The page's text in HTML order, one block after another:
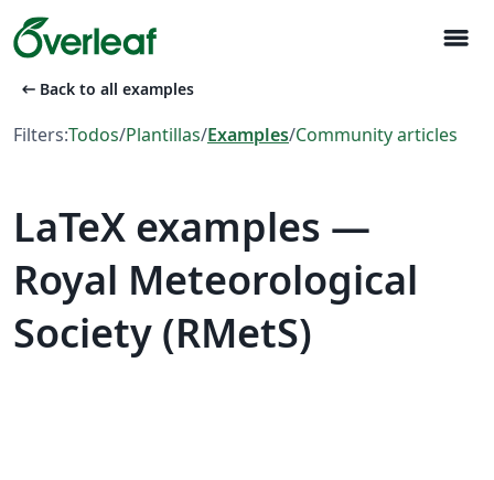
menu
arrow_left_alt Back to all examples
Filters:Todos/Plantillas/Examples/Community articles
LaTeX examples —
Royal Meteorological
Society (RMetS)